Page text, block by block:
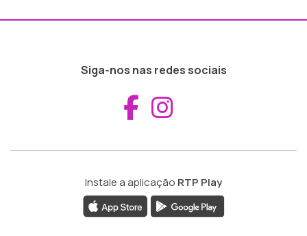
Siga-nos nas redes sociais
Aceder ao
Instale a aplicação RTP Play